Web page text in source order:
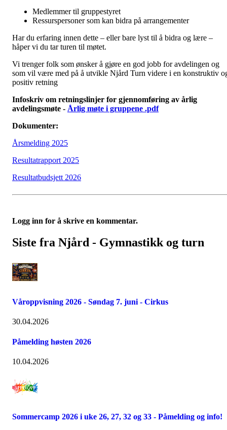
Medlemmer til gruppestyret
Ressurspersoner som kan bidra på arrangementer
Har du erfaring innen dette – eller bare lyst til å bidra og lære –
håper vi du tar turen til møtet.
Vi trenger folk som ønsker å gjøre en god jobb for avdelingen og
som vil være med på å utvikle Njård Turn videre i en konstruktiv
positiv retning
Infoskriv om retningslinjer for gjennomføring av årlig
avdelingsmøte - Årlig møte i gruppene .pdf
Dokumenter:
Årsmelding 2025
Resultatrapport 2025
Resultatbudsjett 2026
Logg inn for å skrive en kommentar.
Siste fra Njård - Gymnastikk og turn
Våroppvisning 2026 - Søndag 7. juni - Cirkus
30.04.2026
Påmelding høsten 2026
10.04.2026
Sommercamp 2026 i uke 26, 27, 32 og 33 - Påmelding og info!